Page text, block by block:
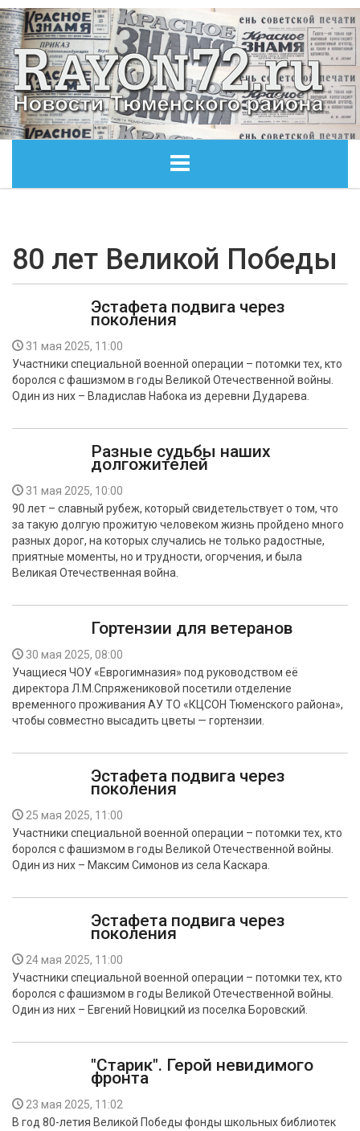
ОБЩЕСТВО
ЭКОНОМИКА
БЕЗОПАСНОСТЬ
80 лет Великой Победы
Эстафета подвига через
поколения
31 мая 2025, 11:00
Участники специальной военной операции – потомки тех, кто
боролся с фашизмом в годы Великой Отечественной войны.
Один из них – Владислав Набока из деревни Дударева.
Разные судьбы наших
долгожителей
31 мая 2025, 10:00
90 лет – славный рубеж, который свидетельствует о том, что
за такую долгую прожитую человеком жизнь пройдено много
разных дорог, на которых случались не только радостные,
приятные моменты, но и трудности, огорчения, и была
Великая Отечественная война.
Гортензии для ветеранов
30 мая 2025, 08:00
Учащиеся ЧОУ «Еврогимназия» под руководством её
директора Л.М.Спряжениковой посетили отделение
временного проживания АУ ТО «КЦСОН Тюменского района»,
чтобы совместно высадить цветы — гортензии.
Эстафета подвига через
поколения
25 мая 2025, 11:00
Участники специальной военной операции – потомки тех, кто
боролся с фашизмом в годы Великой Отечественной войны.
Один из них – Максим Симонов из села Каскара.
Эстафета подвига через
поколения
24 мая 2025, 11:00
Участники специальной военной операции – потомки тех, кто
боролся с фашизмом в годы Великой Отечественной войны.
Один из них – Евгений Новицкий из поселка Боровский.
"Старик". Герой невидимого
фронта
23 мая 2025, 11:02
В год 80-летия Великой Победы фонды школьных библиотек